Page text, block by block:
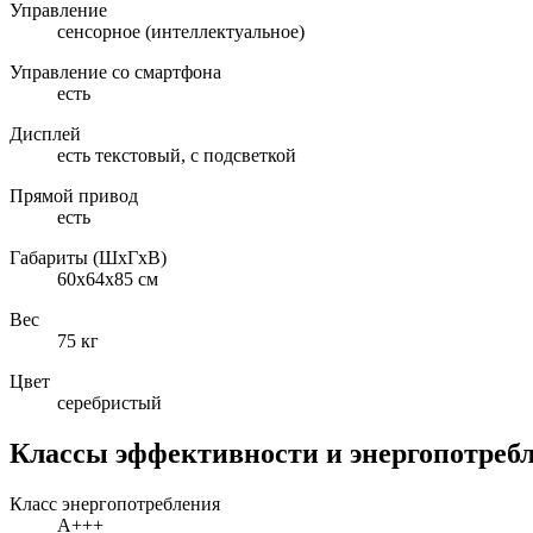
Управление
сенсорное (интеллектуальное)
Управление со смартфона
есть
Дисплей
есть текстовый, с подсветкой
Прямой привод
есть
Габариты (ШxГxВ)
60x64x85 см
Вес
75 кг
Цвет
серебристый
Классы эффективности и
Класс энергопотребления
A+++